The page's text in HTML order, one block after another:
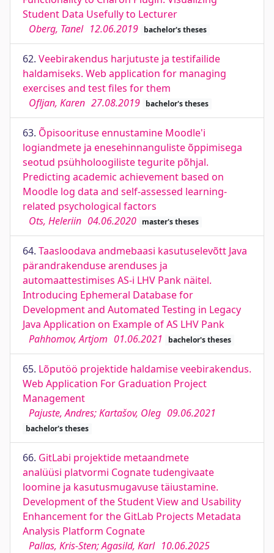
Student Data Usefully to Lecturer
Oberg, Tanel 12.06.2019 bachelor's theses
62. Veebirakendus harjutuste ja testifailide
haldamiseks. Web application for managing
exercises and test files for them
Ofljan, Karen 27.08.2019 bachelor's theses
63. Õpisoorituse ennustamine Moodle'i
logiandmete ja enesehinnanguliste õppimisega
seotud psühholoogiliste tegurite põhjal.
Predicting academic achievement based on
Moodle log data and self-assessed learning-
related psychological factors
Ots, Heleriin 04.06.2020 master's theses
64. Taasloodava andmebaasi kasutuselevõtt Java
pärandrakenduse arenduses ja
automaattestimises AS-i LHV Pank näitel.
Introducing Ephemeral Database for
Development and Automated Testing in Legacy
Java Application on Example of AS LHV Pank
Pahhomov, Artjom 01.06.2021 bachelor's theses
65. Lõputöö projektide haldamise veebirakendus.
Web Application For Graduation Project
Management
Pajuste, Andres; Kartašov, Oleg 09.06.2021
bachelor's theses
66. GitLabi projektide metaandmete
analüüsi platvormi Cognate tudengivaate
loomine ja kasutusmugavuse täiustamine.
Development of the Student View and Usability
Enhancement for the GitLab Projects Metadata
Analysis Platform Cognate
Pallas, Kris-Sten; Agasild, Karl 10.06.2025